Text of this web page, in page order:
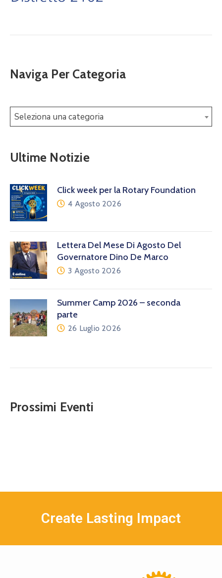
Naviga Per Categoria
Seleziona una categoria
Ultime Notizie
Click week per la Rotary Foundation
4 Agosto 2026
Lettera Del Mese Di Agosto Del
Governatore Dino De Marco
3 Agosto 2026
Summer Camp 2026 – seconda
parte
26 Luglio 2026
Prossimi Eventi
Create Lasting Impact